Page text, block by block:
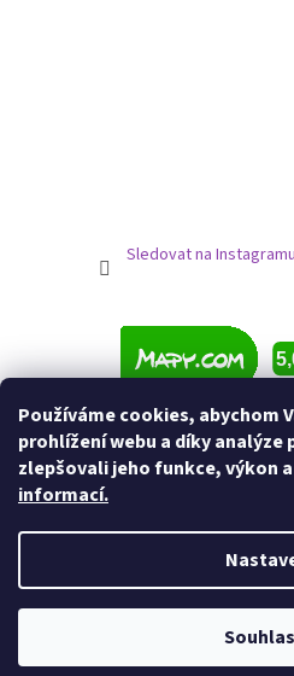
Používáme cookies, abychom
prohlížení webu a díky
zlepšovali jeho funkce, výkon
informací.
Sledovat na Instagramu
Vytvořil
Jezdecké